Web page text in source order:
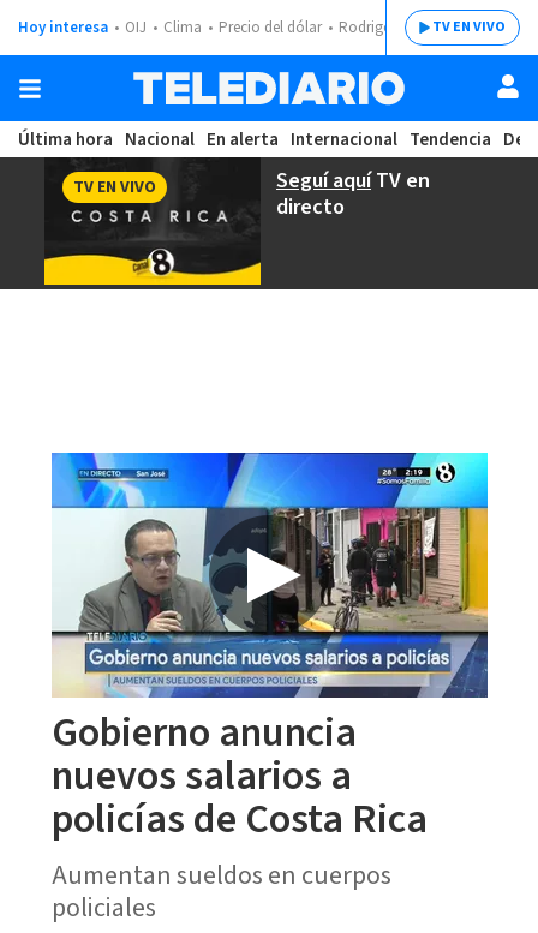
Hoy interesa OIJ Clima Precio del dólar Rodrigo ChavesTV EN VIVO
Última hora Nacional En alerta Internacional Tendencia
Seguí aquíTV en
directo
TV EN VIVO
Gobierno anuncia
nuevos salarios a
policías de Costa Rica
Aumentan sueldos en cuerpos
policiales